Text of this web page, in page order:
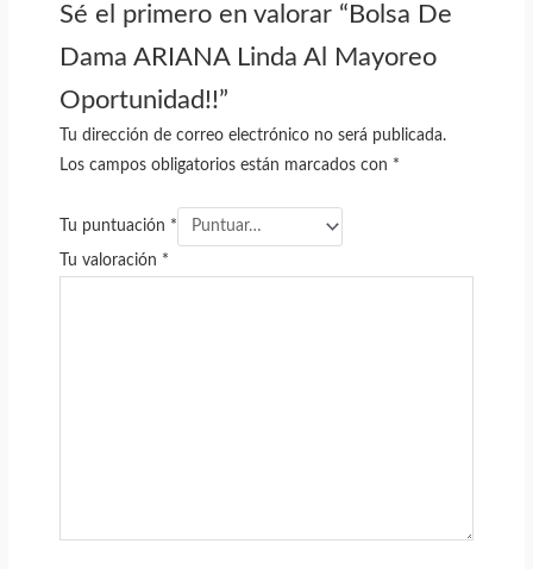
Sé el primero en valorar “Bolsa De
Dama ARIANA Linda Al Mayoreo
Oportunidad!!”
Tu dirección de correo electrónico no será publicada.
Los campos obligatorios están marcados con *
Tu puntuación *
Tu valoración *